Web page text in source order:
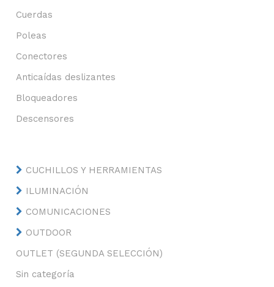
Cuerdas
Poleas
Conectores
Anticaídas deslizantes
Bloqueadores
Descensores
CUCHILLOS Y HERRAMIENTAS
ILUMINACIÓN
COMUNICACIONES
OUTDOOR
OUTLET (SEGUNDA SELECCIÓN)
Sin categoría